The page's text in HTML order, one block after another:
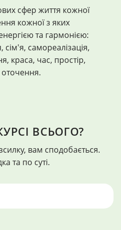
сфер життя кожної
кожної з яких
та гармонією:
самореалізація,
краса, час, простір,
оточення.
ВСЬОГО?
вам сподобається.
та по суті.